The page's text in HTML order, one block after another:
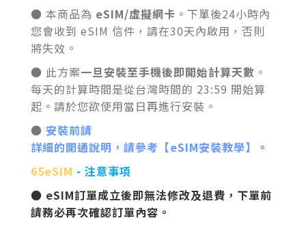
● 本商品為 eSIM/虛擬網卡 。下單後24小時內
您會收到 eSIM 信件，請在30天內啟用，否則
將失效。
● 此方案一旦安裝至手機後即開始計算天數 。
每天的計算時間是從台灣時間的 23:59 開始算
起。請於您欲使用當日再進行安裝。
● 安裝前請
詳細的開通說明，請參考【eSIM安裝教學】
。
65eSIM - 注意事項
● eSIM訂單成立後即無法修改及退費，下單前
請務必再次確認訂單內容。